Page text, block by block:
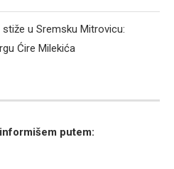
stiže u Sremsku Mitrovicu:
Ćire Milekića
putem: